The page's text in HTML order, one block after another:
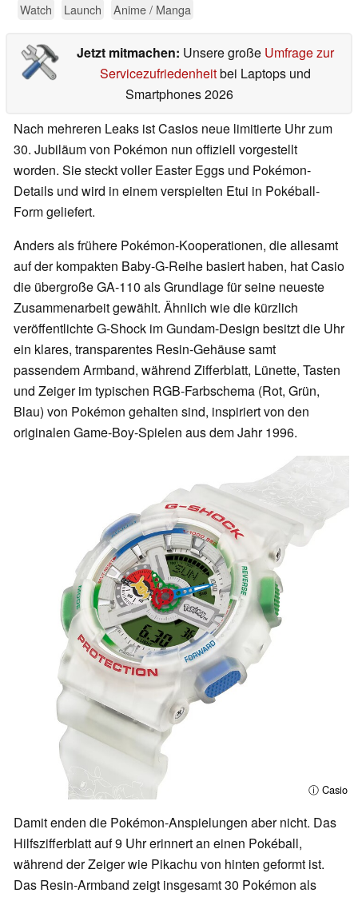
Watch Launch Anime / Manga
Jetzt mitmachen: Unsere große Umfrage zur
Servicezufriedenheitbei Laptops und
Smartphones 2026
Nach mehreren Leaks ist Casios neue limitierte Uhr zum
30. Jubiläum von Pokémon nun offiziell vorgestellt
worden. Sie steckt voller Easter Eggs und Pokémon-
Details und wird in einem verspielten Etui in Pokéball-
Form geliefert.
Anders als frühere Pokémon-Kooperationen, die allesamt
auf der kompakten Baby-G-Reihe basiert haben, hat Casio
die übergroße GA-110 als Grundlage für seine neueste
Zusammenarbeit gewählt. Ähnlich wie die kürzlich
veröffentlichte G-Shock im Gundam-Design besitzt die Uhr
ein klares, transparentes Resin-Gehäuse samt
passendem Armband, während Zifferblatt, Lünette, Tasten
und Zeiger im typischen RGB-Farbschema (Rot, Grün,
Blau) von Pokémon gehalten sind, inspiriert von den
originalen Game-Boy-Spielen aus dem Jahr 1996.
ⓘ Casio
Damit enden die Pokémon-Anspielungen aber nicht. Das
Hilfszifferblatt auf 9 Uhr erinnert an einen Pokéball,
während der Zeiger wie Pikachu von hinten geformt ist.
Das Resin-Armband zeigt insgesamt 30 Pokémon als